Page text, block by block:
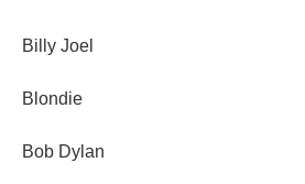
Billy Joel
Blondie
Bob Dylan